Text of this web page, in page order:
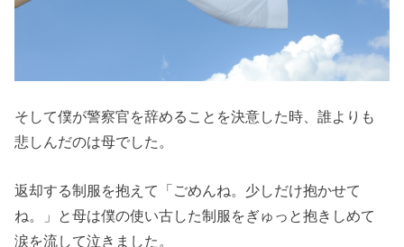
そして僕が警察官を辞めることを決意した時、誰よりも
悲しんだのは母でした。
返却する制服を抱えて「ごめんね。少しだけ抱かせて
ね。」と母は僕の使い古した制服をぎゅっと抱きしめて
涙を流して泣きました。